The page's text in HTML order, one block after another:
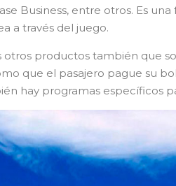
Business, entre otros. Es
a través del juego.
otros productos también que
que el pasajero pague su
hay programas específicos